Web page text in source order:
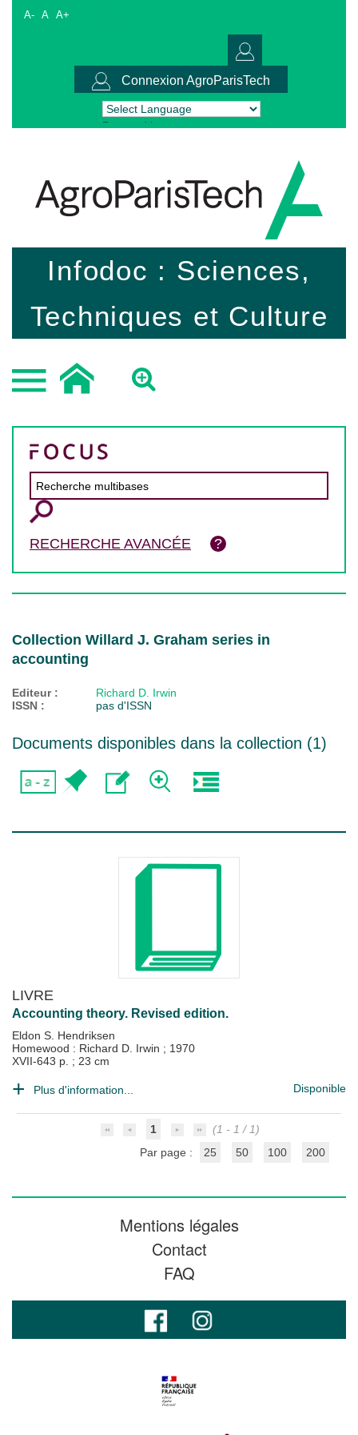
A- A A+
Connexion AgroParisTech
Powered by Translate
Infodoc : Sciences,
Techniques et Culture
RECHERCHE AVANCÉE
Collection Willard J. Graham series in
accounting
Editeur :
Richard D. Irwin
ISSN :
pas d'ISSN
Documents disponibles dans la collection (1)
LIVRE
Accounting theory. Revised edition.
Eldon S. Hendriksen
Homewood : Richard D. Irwin ; 1970
XVII-643 p. ; 23 cm
Plus d'information... Disponible
1
(1 - 1 / 1)
Par page :
25 50 100 200
Mentions légales
Contact
FAQ